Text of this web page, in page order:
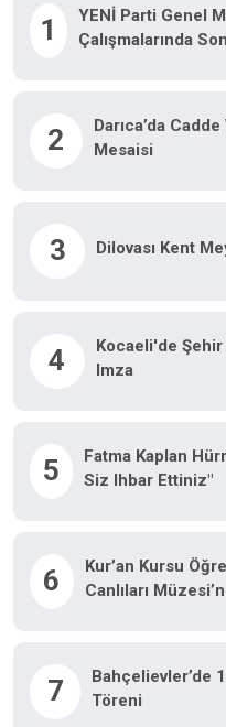
1
YENİ Parti Genel
Çalışmalarında
2
Darıca’da
Mesaisi
3 Dilovası Kent
4
Kocaeli'de
Imza
5
Fatma Kaplan
Siz Ihbar Ettiniz"
6
Kur’an Kursu
Canlıları
7
Bahçelievler’de
Töreni